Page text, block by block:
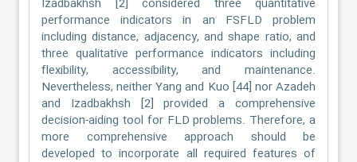
Izadbakhsh [2] considered three quantitative
performance indicators in an FSFLD problem
including distance, adjacency, and shape ratio, and
three qualitative performance indicators including
flexibility, accessibility, and maintenance.
Nevertheless, neither Yang and Kuo [44] nor Azadeh
and Izadbakhsh [2] provided a comprehensive
decision-aiding tool for FLD problems. Therefore, a
more comprehensive approach should be
developed to incorporate all required features of